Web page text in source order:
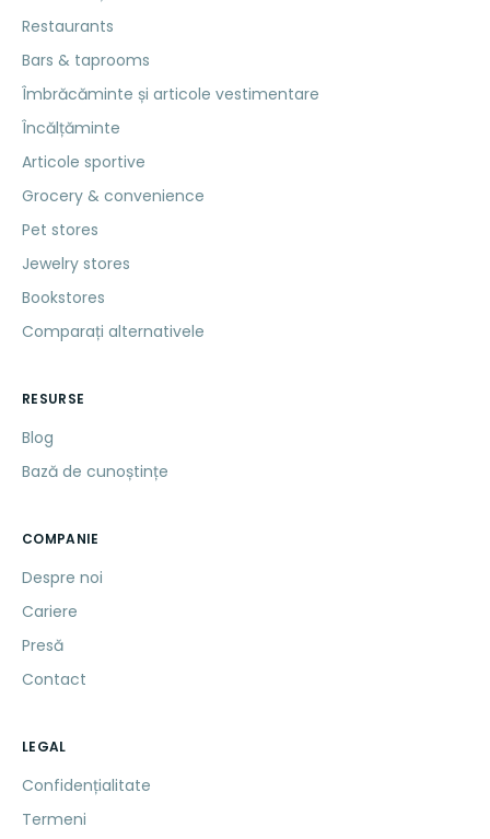
Restaurants
Bars & taprooms
Îmbrăcăminte și articole vestimentare
Încălțăminte
Articole sportive
Grocery & convenience
Pet stores
Jewelry stores
Bookstores
Comparați alternativele
RESURSE
Blog
Bază de cunoștințe
COMPANIE
Despre noi
Cariere
Presă
Contact
LEGAL
Confidențialitate
Termeni